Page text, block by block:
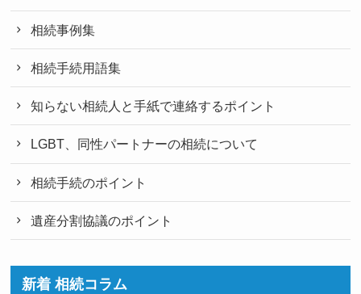
相続事例集
相続手続用語集
知らない相続人と手紙で連絡するポイント
LGBT、同性パートナーの相続について
相続手続のポイント
遺産分割協議のポイント
新着 相続コラム